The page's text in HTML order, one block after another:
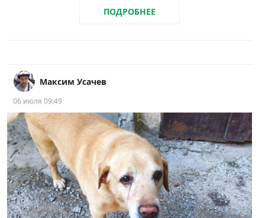
ПОДРОБНЕЕ
Максим Усачев
06 июля 09:49